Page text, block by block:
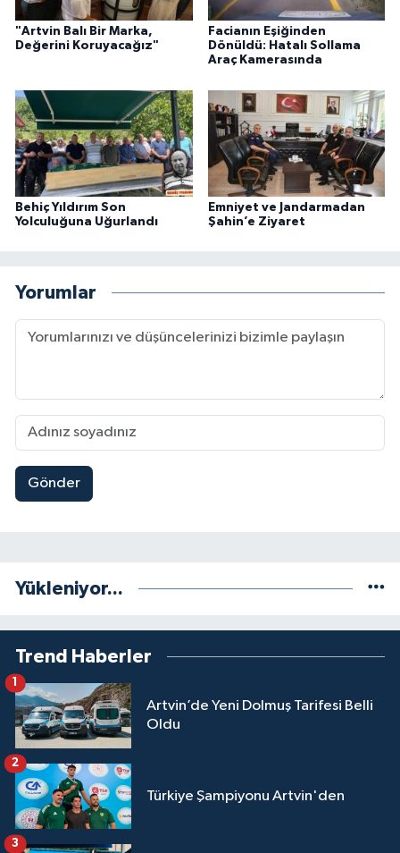
"Artvin Balı Bir Marka,
Değerini Koruyacağız"
Facianın Eşiğinden
Dönüldü: Hatalı Sollama
Araç Kamerasında
Behiç Yıldırım Son
Yolculuğuna Uğurlandı
Emniyet ve Jandarmadan
Şahin’e Ziyaret
Yorumlar
Gönder
Yükleniyor...
Trend Haberler
Artvin’de Yeni Dolmuş Tarifesi Belli
Oldu
1
Türkiye Şampiyonu Artvin'den
2
3